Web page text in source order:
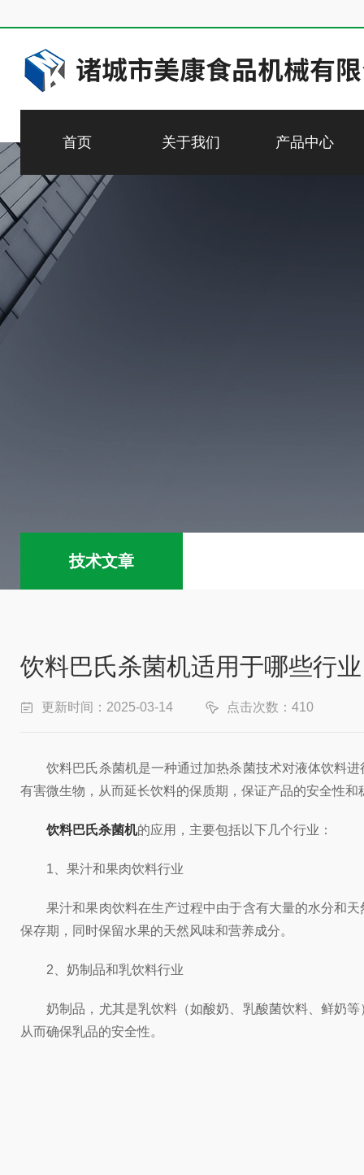
首页 关于我们 产品中心
技术文章
饮料巴氏杀菌机适用于哪些行
更新时间：2025-03-14 点击次数：410
饮料巴氏杀菌机是一种通过加热杀菌技术对液体饮料进
有害微生物，从而延长饮料的保质期，保证产品的安全性和
饮料巴氏杀菌机的应用，主要包括以下几个行业：
1、果汁和果肉饮料行业
果汁和果肉饮料在生产过程中由于含有大量的水分和天
保存期，同时保留水果的天然风味和营养成分。
2、奶制品和乳饮料行业
奶制品，尤其是乳饮料（如酸奶、乳酸菌饮料、鲜奶等
从而确保乳品的安全性。